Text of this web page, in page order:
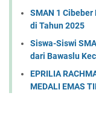
SMAN 1
di Tahun 2025
Siswa-Siswi
dari Bawaslu
EPRILIA
MEDALI EMAS